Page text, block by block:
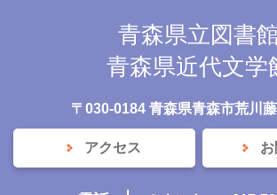
青森県立図書
青森県近代文学
〒030-0184 青森県青森市荒川
アクセス